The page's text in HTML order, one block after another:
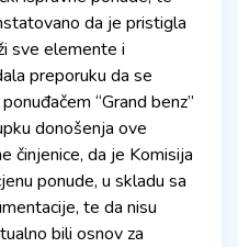
da je pristigla
sve elemente i
preporuku da se
“Grand benz”
donošenja ove
činjenice, da je Komisija
ponude, u skladu sa
te da nisu
bili osnov za